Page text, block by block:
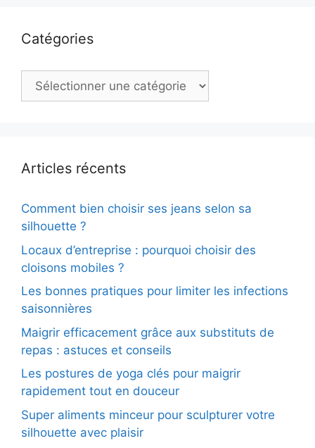
Catégories
Catégories
Articles récents
Comment bien choisir ses jeans selon sa
silhouette ?
Locaux d’entreprise : pourquoi choisir des
cloisons mobiles ?
Les bonnes pratiques pour limiter les infections
saisonnières
Maigrir efficacement grâce aux substituts de
repas : astuces et conseils
Les postures de yoga clés pour maigrir
rapidement tout en douceur
Super aliments minceur pour sculpturer votre
silhouette avec plaisir